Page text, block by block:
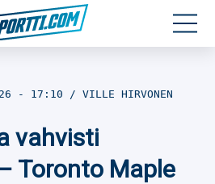
- 17:10 VILLE HIRVONEN
vahvisti
Toronto Maple